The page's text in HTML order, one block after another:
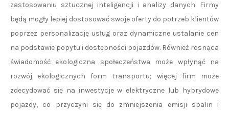
zastosowaniu sztucznej inteligencji i analizy danych. Firmy
będą mogły lepiej dostosować swoje oferty do potrzeb klientów
poprzez personalizację usług oraz dynamiczne ustalanie cen
na podstawie popytu i dostępności pojazdów. Również rosnąca
świadomość ekologiczna społeczeństwa może wpłynąć na
rozwój ekologicznych form transportu; więcej firm może
zdecydować się na inwestycje w elektryczne lub hybrydowe
pojazdy, co przyczyni się do zmniejszenia emisji spalin i